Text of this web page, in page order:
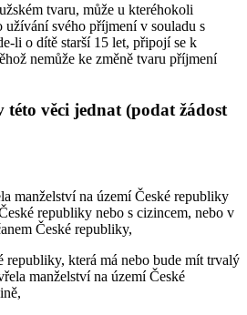
tvaru, může u kteréhokoli
užívání svého příjmení v souladu s
li o dítě starší 15 let, připojí se k
nemůže ke změně tvaru příjmení
věci jednat (podat žádost
manželství na území České republiky
republiky nebo s cizincem, nebo v
České republiky,
republiky, která má nebo bude mít trvalý
manželství na území České